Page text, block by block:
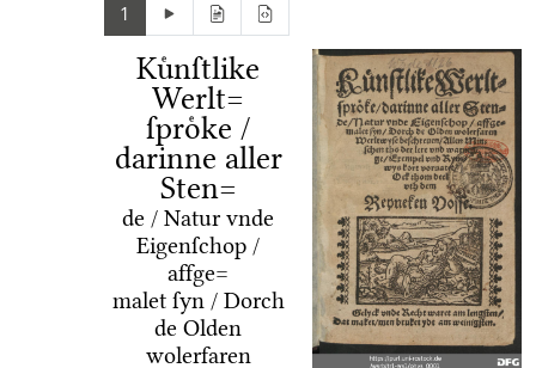
1
Kuͤnſtlike
Werlt=
ſproͤke /
darinne aller
Sten=
de / Natur vnde
Eigenſchop /
affge=
malet ſyn / Dorch
de Olden
wolerfaren